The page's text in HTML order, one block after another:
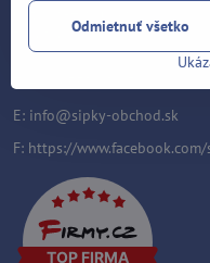
E: info@sipky-obchod.sk
F: https://
Odmietnuť všetko